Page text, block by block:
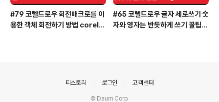
#79 코렐드로우 회전매크로를 이
용한 객체 회전하기 방법 coreld
#65 코렐드로우 글자 세로쓰기 숫
자와 영자는 반듯하게 쓰기 꿀팁!
티스토리 로그인 고객센터
© Daum Corp.